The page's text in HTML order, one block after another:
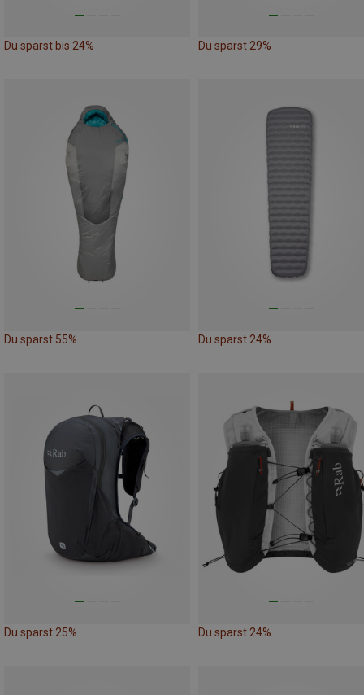
Du sparst bis 24% Du sparst 29%
Du sparst 55% Du sparst 24%
Du sparst 25% Du sparst 24%